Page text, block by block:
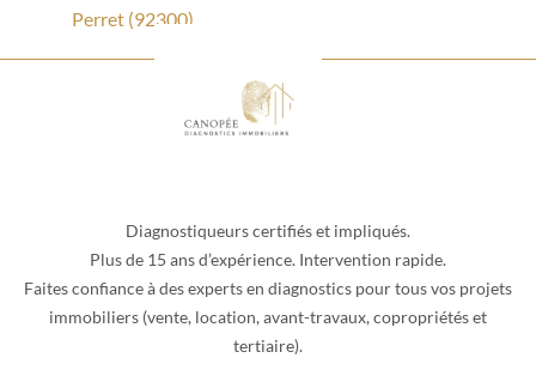
Perret (92300)
Diagnostiqueurs certifiés et impliqués.
Plus de 15 ans d’expérience. Intervention rapide.
Faites confiance à des experts en diagnostics pour tous vos projets
immobiliers (vente, location, avant-travaux, copropriétés et
tertiaire).